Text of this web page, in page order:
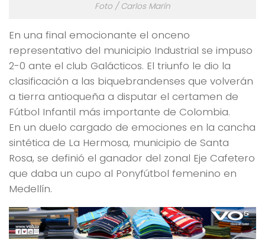
Foto / Carlos Marín
En una final emocionante el onceno
representativo del municipio Industrial se impuso
2-0 ante el club Galácticos. El triunfo le dio la
clasificación a las biquebrandenses que volverán
a tierra antioqueña a disputar el certamen de
Fútbol Infantil más importante de Colombia.
En un duelo cargado de emociones en la cancha
sintética de La Hermosa, municipio de Santa
Rosa, se definió el ganador del zonal Eje Cafetero
que daba un cupo al Ponyfútbol femenino en
Medellín.